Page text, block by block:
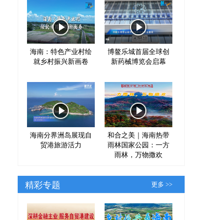
海南：特色产业村绘
就乡村振兴新画卷
博鳌乐城首届全球创
新药械博览会启幕
海南分界洲岛展现自
贸港旅游活力
和合之美｜海南热带
雨林国家公园：一方
雨林，万物撒欢
精彩专题 更多 >>